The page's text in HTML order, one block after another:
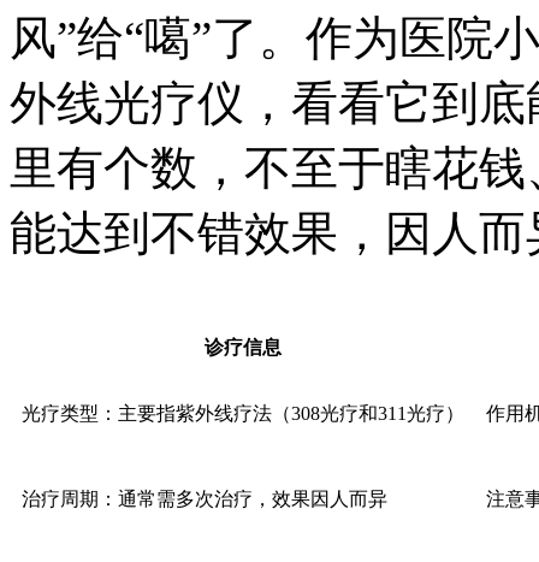
风”给“噶”了。作为医院
外线光疗仪，看看它到
里有个数，不至于瞎花
能达到不错效果，因人而
诊疗信息
光疗类型：主要指紫外线疗法（308光疗和311光疗） 作用
治疗周期：通常需多次治疗，效果因人而异 注意